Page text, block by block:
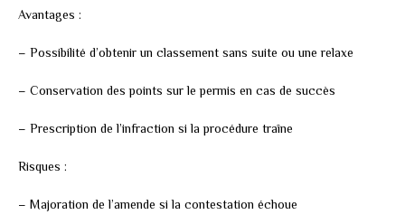
Avantages :
– Possibilité d’obtenir un classement sans suite ou une relaxe
– Conservation des points sur le permis en cas de succès
– Prescription de l’infraction si la procédure traîne
Risques :
– Majoration de l’amende si la contestation échoue